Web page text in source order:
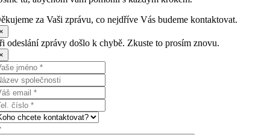
za Vaši zprávu, co nejdříve Vás budeme kontaktovat.
odeslání zprávy došlo k chybě. Zkuste to prosím znovu.